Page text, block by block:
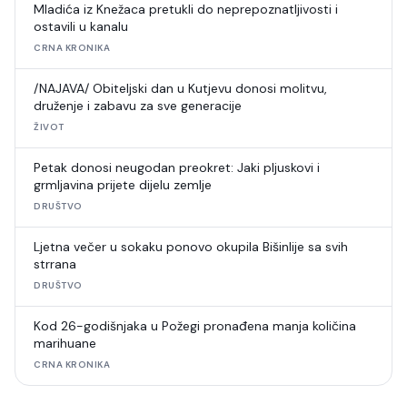
Mladića iz Knežaca pretukli do neprepoznatljivosti i
ostavili u kanalu
CRNA KRONIKA
/NAJAVA/ Obiteljski dan u Kutjevu donosi molitvu,
druženje i zabavu za sve generacije
ŽIVOT
Petak donosi neugodan preokret: Jaki pljuskovi i
grmljavina prijete dijelu zemlje
DRUŠTVO
Ljetna večer u sokaku ponovo okupila Bišinlije sa svih
strrana
DRUŠTVO
Kod 26-godišnjaka u Požegi pronađena manja količina
marihuane
CRNA KRONIKA